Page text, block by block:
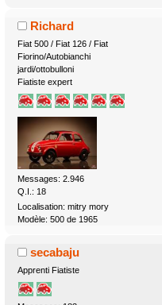
Richard
Fiat 500 / Fiat 126 / Fiat
Fiorino/Autobianchi
jardi/ottobulloni
Fiatiste expert
Messages: 2.946
Q.I.: 18
Localisation: mitry mory
Modèle: 500 de 1965
secabaju
Apprenti Fiatiste